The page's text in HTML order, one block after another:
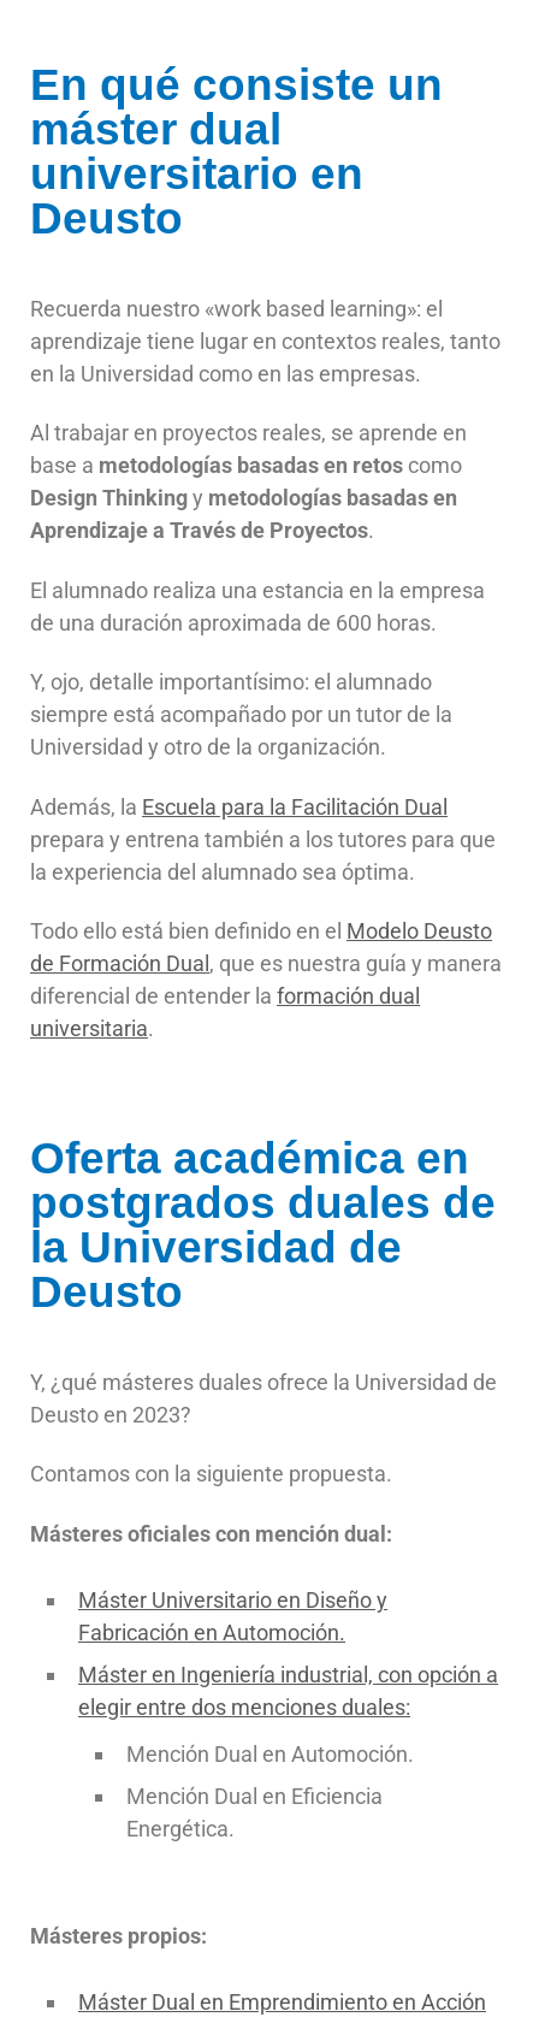
En qué consiste un
máster dual
universitario en
Deusto
Recuerda nuestro «work based learning»: el
aprendizaje tiene lugar en contextos reales, tanto
en la Universidad como en las empresas.
Al trabajar en proyectos reales, se aprende en
base a metodologías basadas en retos como
Design Thinkingy metodologías basadas en
Aprendizaje a Través de Proyectos.
El alumnado realiza una estancia en la empresa
de una duración aproximada de 600 horas.
Y, ojo, detalle importantísimo: el alumnado
siempre está acompañado por un tutor de la
Universidad y otro de la organización.
Además, la Escuela para la Facilitación Dual
prepara y entrena también a los tutores para que
la experiencia del alumnado sea óptima.
Todo ello está bien definido en el Modelo Deusto
de Formación Dual , que es nuestra guía y manera
diferencial de entender la formación dual
universitaria.
Oferta académica en
postgrados duales de
la Universidad de
Deusto
Y, ¿qué másteres duales ofrece la Universidad de
Deusto en 2023?
Contamos con la siguiente propuesta.
Másteres oficiales con mención dual:
Máster Universitario en Diseño y
Fabricación en Automoción.
Máster en Ingeniería industrial, con opción a
elegir entre dos menciones duales:
Mención Dual en Automoción.
Mención Dual en Eficiencia
Energética.
Másteres propios:
Máster Dual en Emprendimiento en Acción